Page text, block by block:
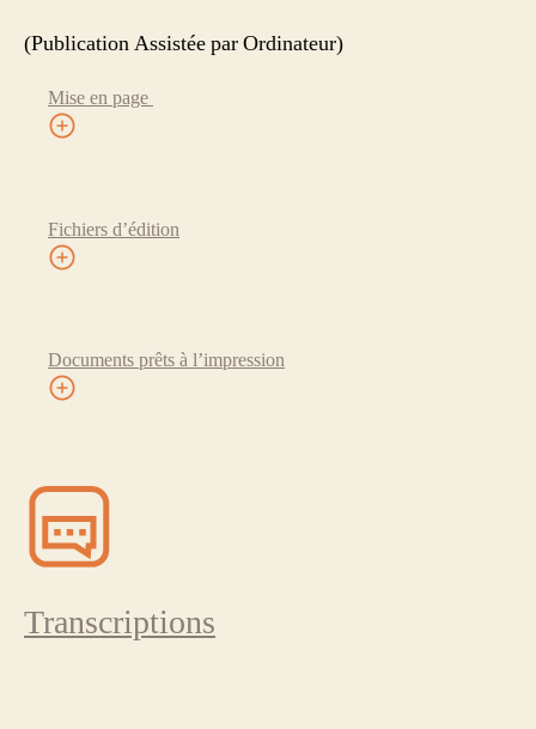
(Publication Assistée par Ordinateur)
Mise en page
Fichiers d’édition
Documents prêts à l’impression
Transcriptions